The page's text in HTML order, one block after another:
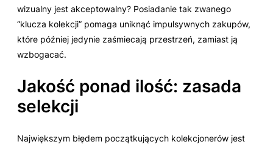
wizualny jest akceptowalny? Posiadanie tak zwanego
“klucza kolekcji” pomaga uniknąć impulsywnych zakupów,
które później jedynie zaśmiecają przestrzeń, zamiast ją
wzbogacać.
Jakość ponad ilość: zasada
selekcji
Największym błędem początkujących kolekcjonerów jest